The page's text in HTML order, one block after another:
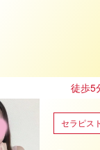
徒歩5分メンズエステ
セラピスト